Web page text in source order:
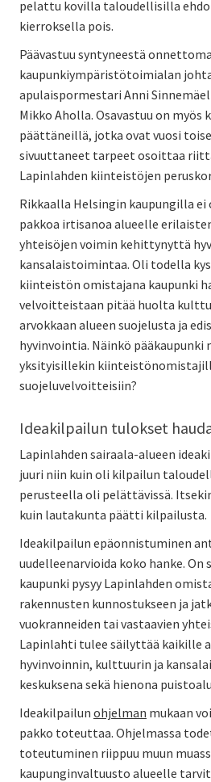
pelattu kovilla taloudellisilla
kierroksella pois.
Päävastuu syntyneestä
kaupunkiympäristötoimialan
apulaispormestari Anni
Mikko Aholla. Osavastuu on myös
päättäneillä, jotka ovat vuosi
sivuuttaneet tarpeet osoittaa
Lapinlahden kiinteistöjen
Rikkaalla Helsingin kaupungilla
pakkoa irtisanoa alueelle
yhteisöjen voimin kehittynyttä
kansalaistoimintaa. Oli todella
kiinteistön omistajana kaupunki
velvoitteistaan pitää huolta
arvokkaan alueen suojelusta ja
hyvinvointia. Näinkö pääkaupunki
yksityisillekin
suojeluvelvoitteisiin?
Ideakilpailun tulokset
Lapinlahden sairaala-alueen
juuri niin kuin oli kilpailun
perusteella oli pelättävissä.
kuin lautakunta päätti kilpailusta.
Ideakilpailun epäonnistuminen
uudelleenarvioida koko hanke.
kaupunki pysyy Lapinlahden
rakennusten kunnostukseen ja
vuokranneiden tai vastaavien
Lapinlahti tulee säilyttää kaikille
hyvinvoinnin, kulttuurin ja
keskuksena sekä hienona
Ideakilpailun ohjelman mukaan
pakko toteuttaa. Ohjelmassa
toteutuminen riippuu muun
kaupunginvaltuusto alueelle